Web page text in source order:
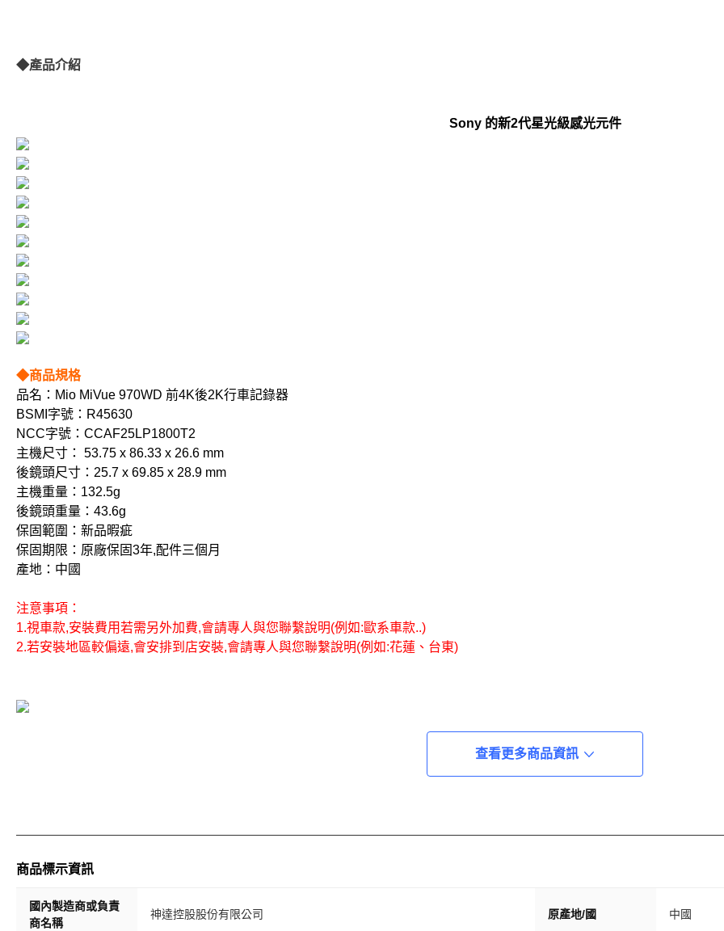
◆產品介紹
Sony 的新2代星光級感光元件
◆商品規格
品名：Mio MiVue 970WD 前4K後2K行車記錄器
BSMI字號：R45630
NCC字號：CCAF25LP1800T2
主機尺寸： 53.75 x 86.33 x 26.6 mm
後鏡頭尺寸：25.7 x 69.85 x 28.9 mm
主機重量：132.5g
後鏡頭重量：43.6g
保固範圍：新品暇疵
保固期限：原廠保固3年,配件三個月
產地：中國
注意事項：
1.視車款,安裝費用若需另外加費,會請專人與您聯繫說明(例如:歐系車款..)
2.若安裝地區較偏遠,會安排到店安裝,會請專人與您聯繫說明(例如:花蓮、台東)
◆ 服務時間
09:00 AM – 12:00PM
01:00 PM – 06:00 PM
查看更多商品資訊
商品標示資訊
國內製造商或負責
商名稱
神達控股股份有限公司 原產地/國 中國